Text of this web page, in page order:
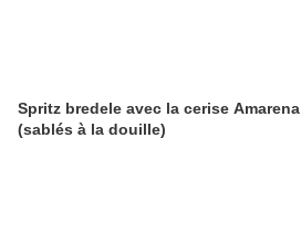
Spritz bredele avec la cerise Amarena
(sablés à la douille)